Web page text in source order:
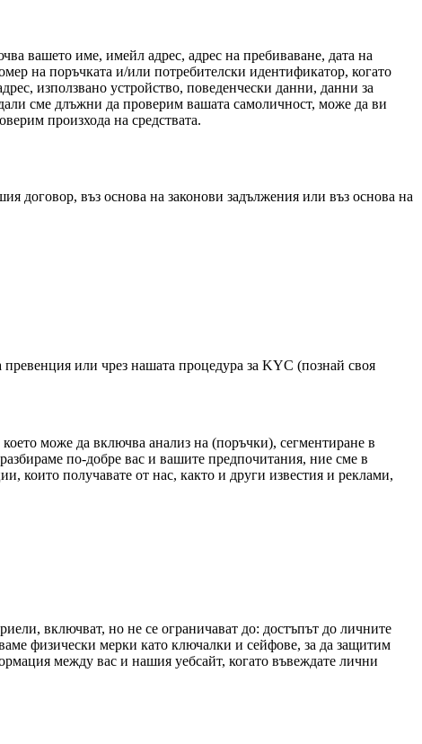
вашето име, имейл адрес, адрес на пребиваване, дата на
на поръчката и/или потребителски идентификатор, когато
използвано устройство, поведенчески данни, данни за
сме длъжни да проверим вашата самоличност, може да ви
произхода на средствата.
договор, въз основа на законови задължения или въз основа на
или чрез нашата процедура за KYC (познай своя
може да включва анализ на (поръчки), сегментиране в
по-добре вас и вашите предпочитания, ние сме в
които получавате от нас, както и други известия и реклами,
включват, но не се ограничават до: достъпът до личните
физически мерки като ключалки и сейфове, за да защитим
между вас и нашия уебсайт, когато въвеждате лични